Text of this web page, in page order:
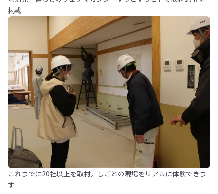
掲載
これまでに20社以上を取材。しごとの現場をリアルに体験できま
す